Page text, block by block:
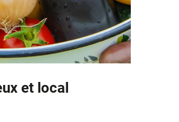
et local